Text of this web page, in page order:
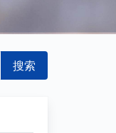
搜索